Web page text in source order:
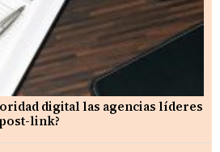
digital las agencias líderes
link?